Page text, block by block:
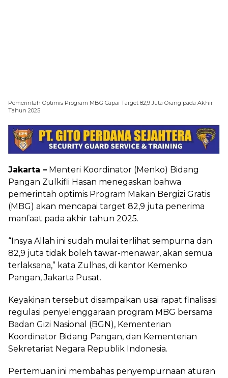
Pemerintah Optimis Program MBG Capai Target 82,9 Juta Orang pada Akhir
Tahun 2025
Jakarta – Menteri Koordinator (Menko) Bidang
Pangan Zulkifli Hasan menegaskan bahwa
pemerintah optimis Program Makan Bergizi Gratis
(MBG) akan mencapai target 82,9 juta penerima
manfaat pada akhir tahun 2025.
“Insya Allah ini sudah mulai terlihat sempurna dan
82,9 juta tidak boleh tawar-menawar, akan semua
terlaksana,” kata Zulhas, di kantor Kemenko
Pangan, Jakarta Pusat.
Keyakinan tersebut disampaikan usai rapat finalisasi
regulasi penyelenggaraan program MBG bersama
Badan Gizi Nasional (BGN), Kementerian
Koordinator Bidang Pangan, dan Kementerian
Sekretariat Negara Republik Indonesia.
Pertemuan ini membahas penyempurnaan aturan